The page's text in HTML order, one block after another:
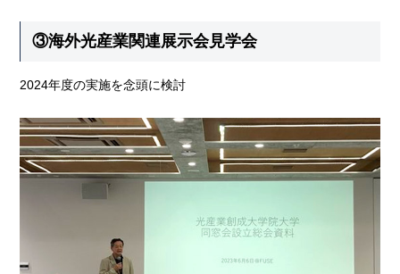
③海外光産業関連展示会見学会
2024年度の実施を念頭に検討